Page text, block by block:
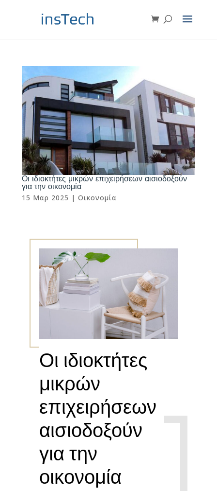
Οι ιδιοκτήτες μικρών επιχειρήσεων αισιοδοξούν
για την οικονομία
15 Μαρ 2025 | Οικονομία
Οι ιδιοκτήτες
μικρών
επιχειρήσεων
αισιοδοξούν
για την
οικονομία